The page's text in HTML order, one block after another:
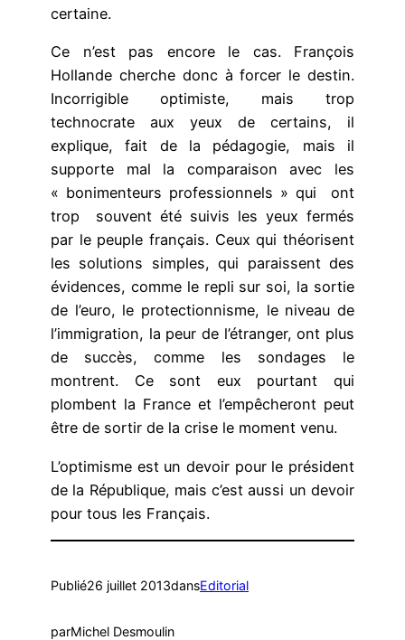
certaine.
Ce n’est pas encore le cas. François
Hollande cherche donc à forcer le destin.
Incorrigible optimiste, mais trop
technocrate aux yeux de certains, il
explique, fait de la pédagogie, mais il
supporte mal la comparaison avec les
« bonimenteurs professionnels » qui ont
trop souvent été suivis les yeux fermés
par le peuple français. Ceux qui théorisent
les solutions simples, qui paraissent des
évidences, comme le repli sur soi, la sortie
de l’euro, le protectionnisme, le niveau de
l’immigration, la peur de l’étranger, ont plus
de succès, comme les sondages le
montrent. Ce sont eux pourtant qui
plombent la France et l’empêcheront peut
être de sortir de la crise le moment venu.
L’optimisme est un devoir pour le président
de la République, mais c’est aussi un devoir
pour tous les Français.
Publié26 juillet 2013dansEditorial
parMichel Desmoulin